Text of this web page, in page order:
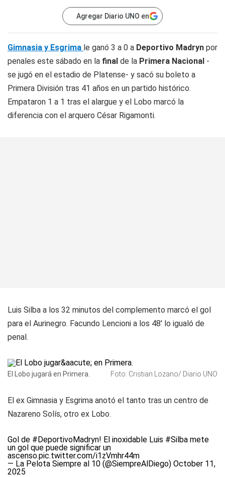
Agregar Diario UNO en
Gimnasia y Esgrima le ganó 3 a 0 a Deportivo Madryn por
penales este sábado en la final de la Primera Nacional -
se jugó en el estadio de Platense- y sacó su boleto a
Primera División tras 41 años en un partido histórico.
Empataron 1 a 1 tras el alargue y el Lobo marcó la
diferencia con el arquero César Rigamonti.
Luis Silba a los 32 minutos del complemento marcó el gol
para el Aurinegro. Facundo Lencioni a los 48' lo igualó de
penal.
El Lobo jugará en Primera. Foto: Cristian Lozano/ Diario UNO
El ex Gimnasia y Esgrima anotó el tanto tras un centro de
Nazareno Solís, otro ex Lobo.
Gol de #DeportivoMadryn! El inoxidable Luis #Silba mete
un gol que puede significar un
ascenso.pic.twitter.com/i1zVmhr44m
— La Pelota Siempre al 10 (@SiempreAlDiego) October 11,
2025